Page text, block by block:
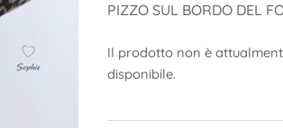
PIZZO SUL BORDO DEL
Il prodotto non è
disponibile.